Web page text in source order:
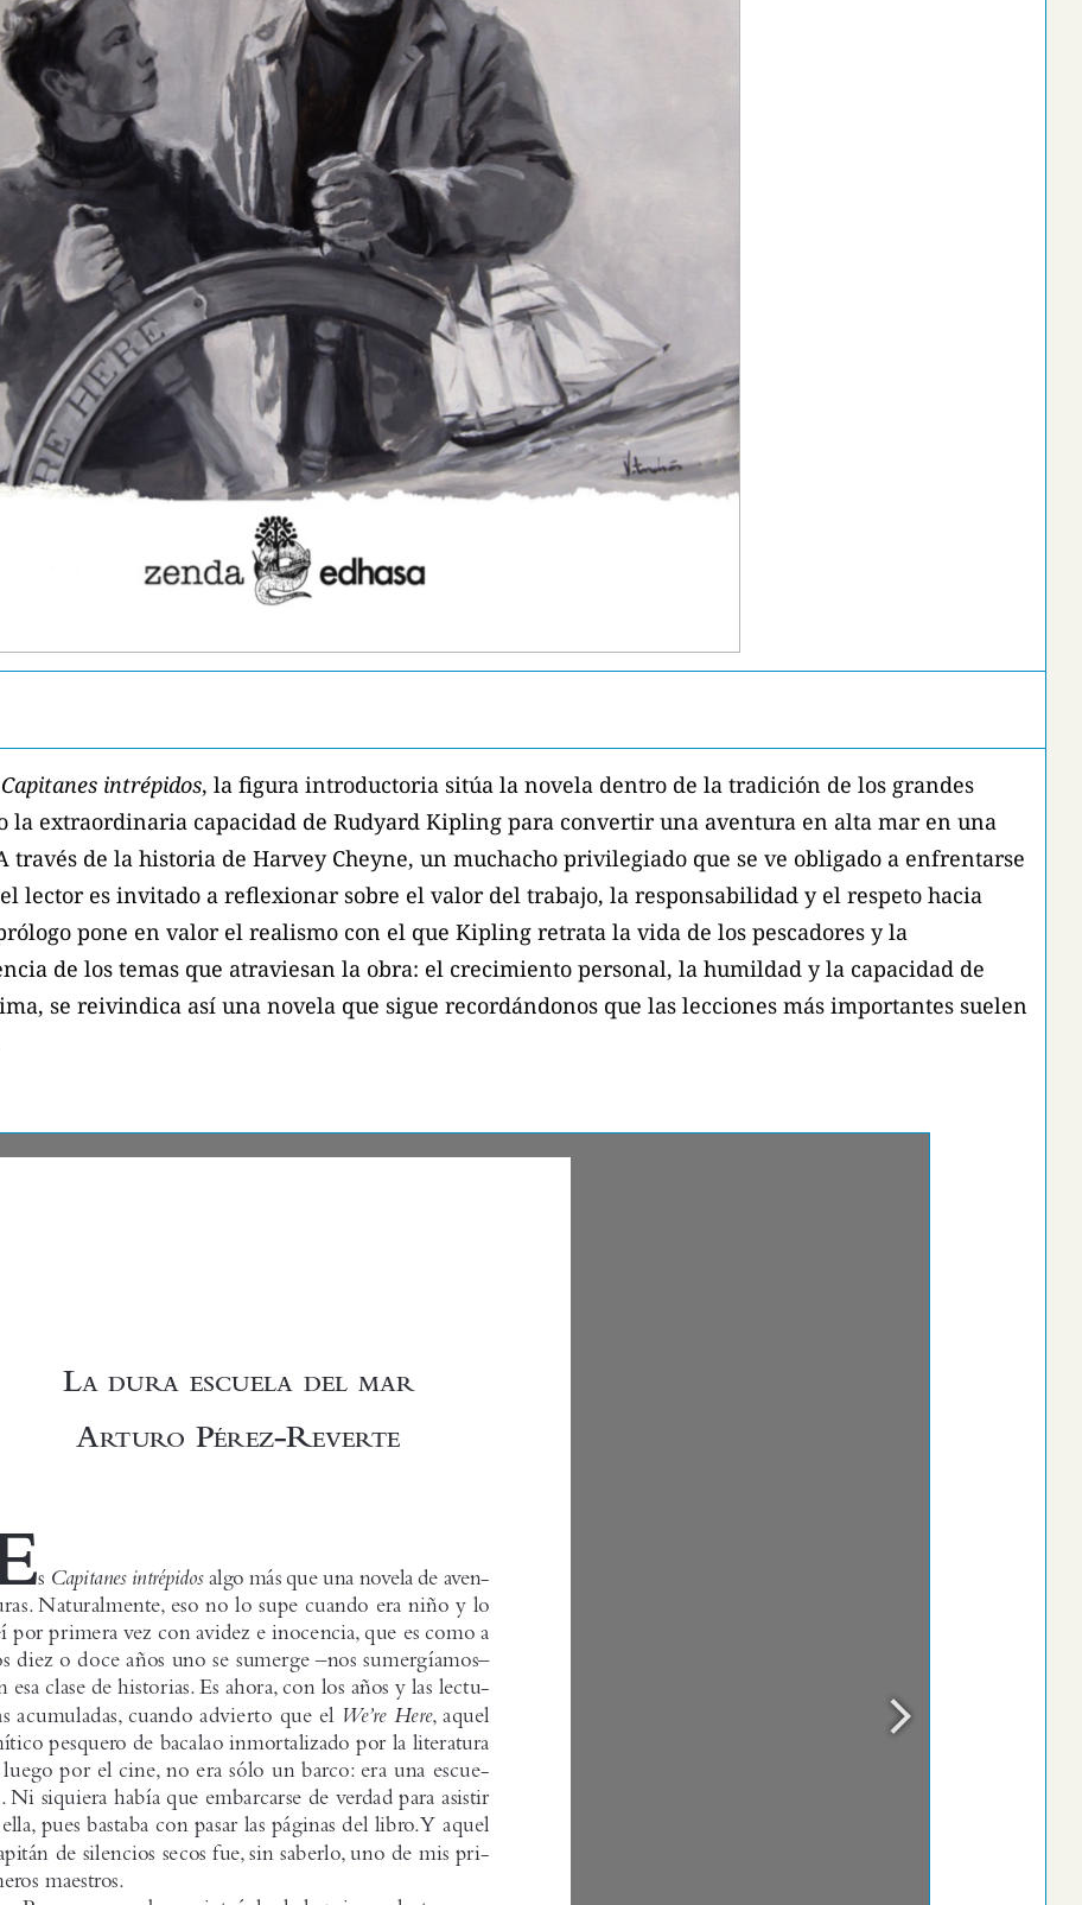
Capitanes intrépidos, la figura introductoria sitúa la novela dentro de la tradición de los grandes
la extraordinaria capacidad de Rudyard Kipling para convertir una aventura en alta mar en una
de la historia de Harvey Cheyne, un muchacho privilegiado que se ve obligado a enfrentarse
lector es invitado a reflexionar sobre el valor del trabajo, la responsabilidad y el respeto hacia
pone en valor el realismo con el que Kipling retrata la vida de los pescadores y la
de los temas que atraviesan la obra: el crecimiento personal, la humildad y la capacidad de
se reivindica así una novela que sigue recordándonos que las lecciones más importantes suelen